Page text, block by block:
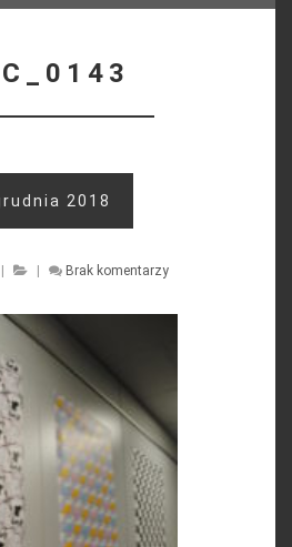
2018
Brak komentarzy